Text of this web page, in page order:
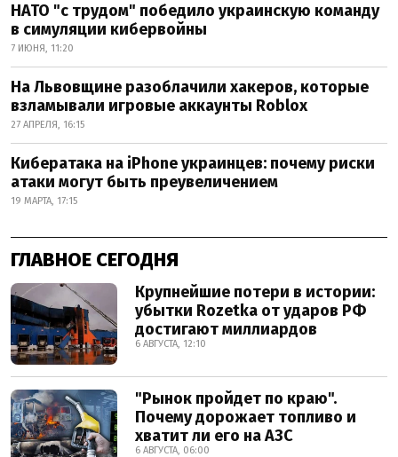
НАТО "с трудом" победило украинскую команду
в симуляции кибервойны
7 ИЮНЯ, 11:20
На Львовщине разоблачили хакеров, которые
взламывали игровые аккаунты Roblox
27 АПРЕЛЯ, 16:15
Кибератака на iPhone украинцев: почему риски
атаки могут быть преувеличением
19 МАРТА, 17:15
ГЛАВНОЕ СЕГОДНЯ
Крупнейшие потери в истории:
убытки Rozetka от ударов РФ
достигают миллиардов
6 АВГУСТА, 12:10
"Рынок пройдет по краю".
Почему дорожает топливо и
хватит ли его на АЗС
6 АВГУСТА, 06:00